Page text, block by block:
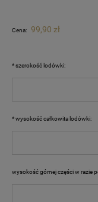
Cena nie zawiera
Cena: 99,90 zł
*szerokość lodówki:
*wysokość całkowita lodówki:
wysokość górnej części w razie